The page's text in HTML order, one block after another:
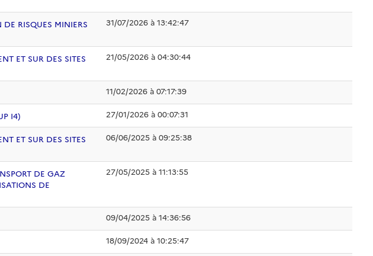
DE RISQUES MINIERS
31/07/2026 à 13:42:47
ET SUR DES SITES
21/05/2026 à 04:30:44
11/02/2026 à 07:17:39
I4) 27/01/2026 à 00:07:31
ET SUR DES SITES
06/06/2025 à 09:25:38
DE GAZ
DE
27/05/2025 à 11:13:55
09/04/2025 à 14:36:56
18/09/2024 à 10:25:47